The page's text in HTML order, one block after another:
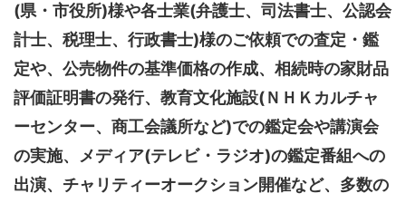
(県・市役所)様や各士業(弁護士、司法書士、公認会
計士、税理士、行政書士)様のご依頼での査定・鑑
定や、公売物件の基準価格の作成、相続時の家財品
評価証明書の発行、教育文化施設(ＮＨＫカルチャ
ーセンター、商工会議所など)での鑑定会や講演会
の実施、メディア(テレビ・ラジオ)の鑑定番組への
出演、チャリティーオークション開催など、多数の